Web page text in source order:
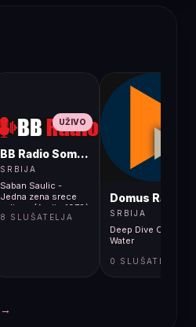
UŽIVO
BB Radio Sombor
SRBIJA
Saban Saulic -
Jedna zena srece
zeljna - (Audio 1978)
(2)
8 SLUŠATELJA
Domus Radio
SRBIJA
Deep Dive Corp -
Water
0 SLUŠATELJA
→